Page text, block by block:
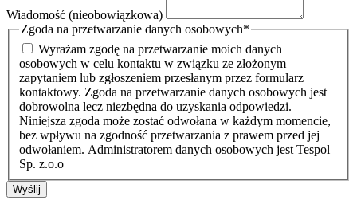
Wiadomość (nieobowiązkowa)
Zgoda na przetwarzanie danych osobowych*
Wyrażam zgodę na przetwarzanie moich danych
osobowych w celu kontaktu w związku ze złożonym
zapytaniem lub zgłoszeniem przesłanym przez formularz
kontaktowy. Zgoda na przetwarzanie danych osobowych jest
dobrowolna lecz niezbędna do uzyskania odpowiedzi.
Niniejsza zgoda może zostać odwołana w każdym momencie,
bez wpływu na zgodność przetwarzania z prawem przed jej
odwołaniem. Administratorem danych osobowych jest Tespol
Sp. z.o.o
Wyślij